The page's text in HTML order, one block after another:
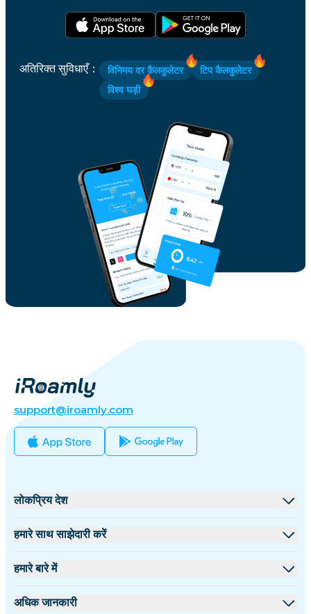
अतिरिक्त सुविधाएँ： विनिमय दर कैलकुलेटर
टिप कैलकुलेटर
विश्व घड़ी
support@iroamly.com
लोकप्रिय देश
संयुक्त राज्य
फ्रांस
हमारे साथ साझेदारी करें
थोक मंच
हमारे बारे में
iRoamly के बारे में
अधिक जानकारी